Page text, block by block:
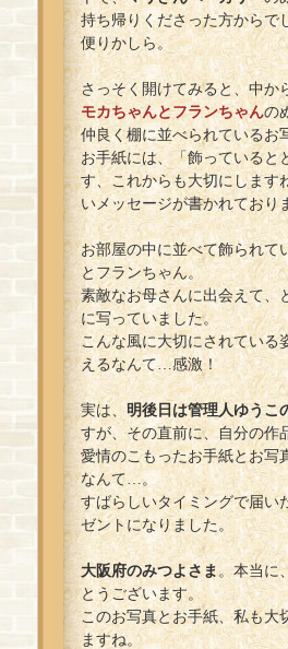
持ち帰りくださった方からで
便りかしら。
さっそく開けてみると、中か
モカちゃんとフランちゃんの
仲良く棚に並べられているお
お手紙には、「飾っていると
す、これからも大切にします
いメッセージが書かれており
お部屋の中に並べて飾られて
とフランちゃん。
素敵なお母さんに出会えて、
に写っていました。
こんな風に大切にされている
えるなんて…感激！
実は、明後日は管理人ゆうこ
すが、その直前に、自分の作
愛情のこもったお手紙とお写
なんて…。
すばらしいタイミングで届い
ゼントになりました。
大阪府のみつよさま 。本当に
とうございます。
このお写真とお手紙、私も大
ますね。